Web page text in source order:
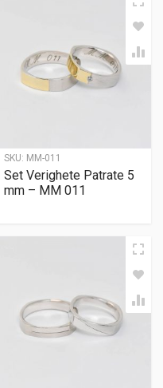
SKU: MM-011
Set Verighete Patrate 5
mm – MM 011